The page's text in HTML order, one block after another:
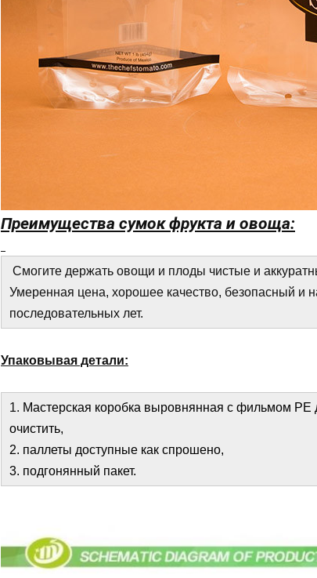
Преимущества сумок фрукта и овоща:
Смогите держать овощи и плоды чистые и
Умеренная цена, хорошее качество, безопасный и
последовательных лет.
Упаковывая детали:
1. Мастерская коробка выровнянная с фильмом PE
очистить,
2. паллеты доступные как спрошено,
3. подгонянный пакет.